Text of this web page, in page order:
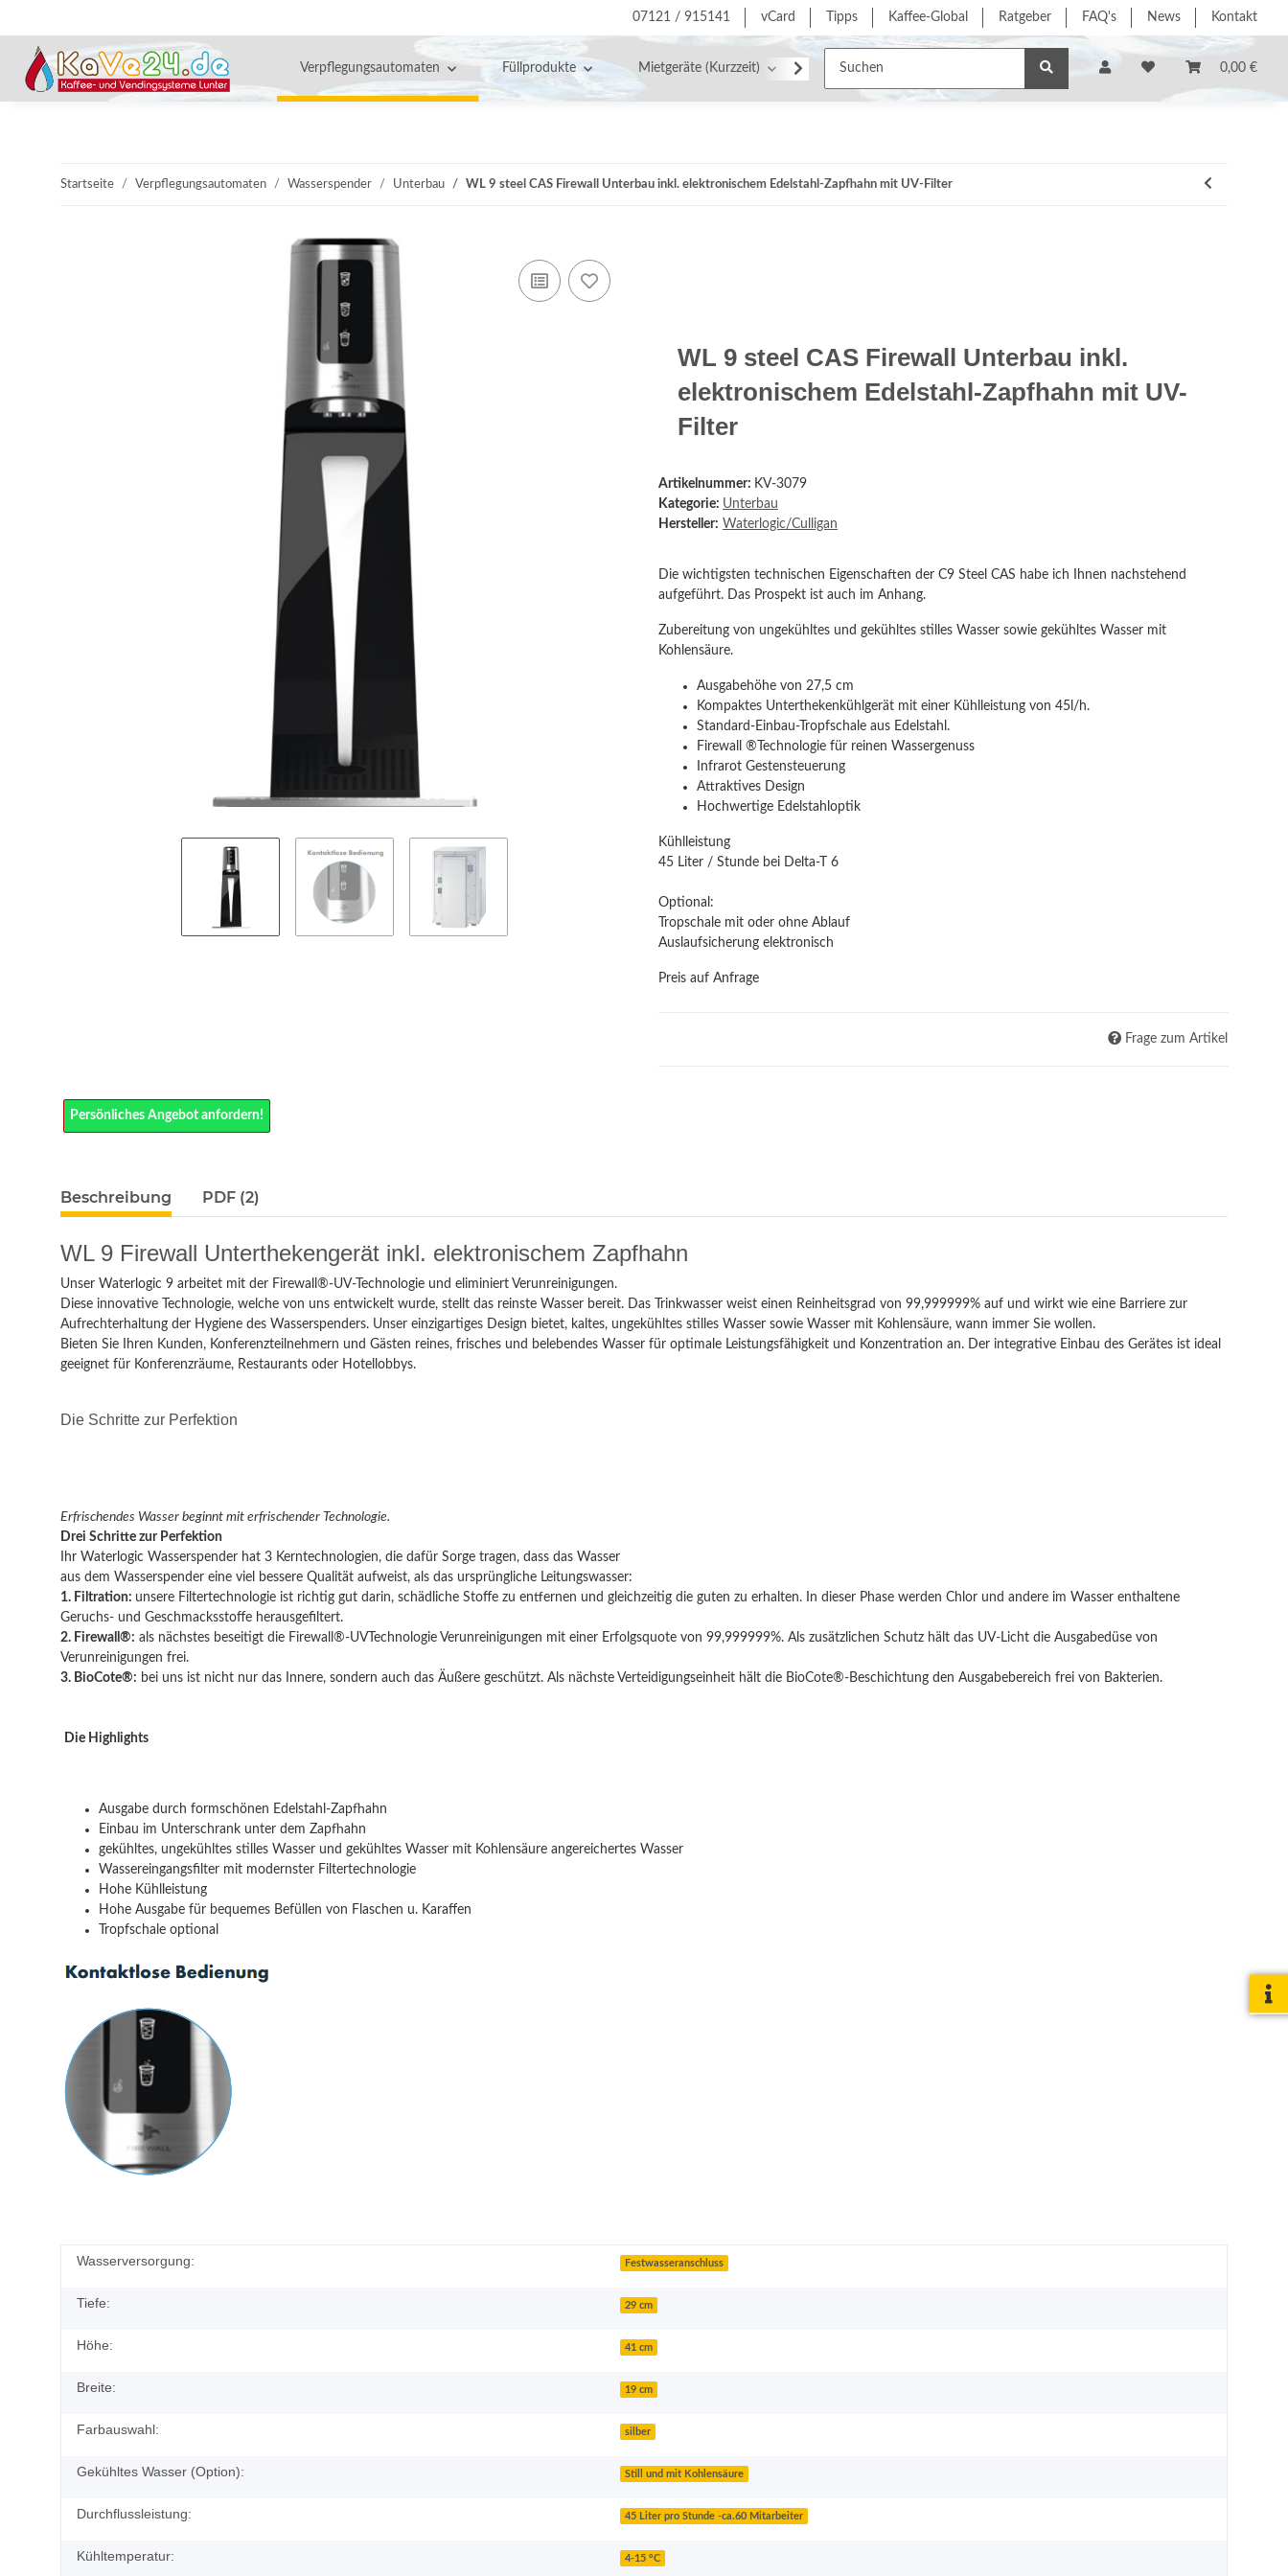
07121 / 915141 vCard Tipps Kaffee-Global Ratgeber FAQ's News Kontakt
0,00 €
Verpflegungsautomaten Füllprodukte Mietgeräte (Kurzzeit) Service/Dienstleistung % Sonderangebote % Hersteller
Startseite Verpflegungsautomaten Wasserspender Unterbau WL 9 steel CAS Firewall Unterbau inkl. elektronischem Edelstahl-Zapfhahn mit UV-Filter
WL 9 steel CAS Firewall Unterbau inkl.
elektronischem Edelstahl-Zapfhahn mit UV-
Filter
Artikelnummer: KV-3079
Kategorie: Unterbau
Hersteller: Waterlogic/Culligan
Die wichtigsten technischen Eigenschaften der C9 Steel CAS habe ich Ihnen nachstehend
aufgeführt. Das Prospekt ist auch im Anhang.
Zubereitung von ungekühltes und gekühltes stilles Wasser sowie gekühltes Wasser mit
Kohlensäure.
Ausgabehöhe von 27,5 cm
Kompaktes Unterthekenkühlgerät mit einer Kühlleistung von 45l/h.
Standard-Einbau-Tropfschale aus Edelstahl.
Firewall ®Technologie für reinen Wassergenuss
Infrarot Gestensteuerung
Attraktives Design
Hochwertige Edelstahloptik
Kühlleistung
45 Liter / Stunde bei Delta-T 6
Optional:
Tropschale mit oder ohne Ablauf
Auslaufsicherung elektronisch
Preis auf Anfrage
Frage zum Artikel
Persönliches Angebot anfordern!
Beschreibung PDF (2)
WL 9 Firewall Unterthekengerät inkl. elektronischem Zapfhahn
Unser Waterlogic 9 arbeitet mit der Firewall®-UV-Technologie und eliminiert Verunreinigungen.
Diese innovative Technologie, welche von uns entwickelt wurde, stellt das reinste Wasser bereit. Das Trinkwasser weist einen Reinheitsgrad von 99,999999% auf und wirkt wie eine Barriere zur
Aufrechterhaltung der Hygiene des Wasserspenders. Unser einzigartiges Design bietet, kaltes, ungekühltes stilles Wasser sowie Wasser mit Kohlensäure, wann immer Sie wollen.
Bieten Sie Ihren Kunden, Konferenzteilnehmern und Gästen reines, frisches und belebendes Wasser für optimale Leistungsfähigkeit und Konzentration an. Der integrative Einbau des Gerätes ist ideal
geeignet für Konferenzräume, Restaurants oder Hotellobbys.
Die Schritte zur Perfektion
Erfrischendes Wasser beginnt mit erfrischender Technologie.
Drei Schritte zur Perfektion
Ihr Waterlogic Wasserspender hat 3 Kerntechnologien, die dafür Sorge tragen, dass das Wasser
aus dem Wasserspender eine viel bessere Qualität aufweist, als das ursprüngliche Leitungswasser:
1. Filtration: unsere Filtertechnologie ist richtig gut darin, schädliche Stoffe zu entfernen und gleichzeitig die guten zu erhalten. In dieser Phase werden Chlor und andere im Wasser enthaltene
Geruchs- und Geschmacksstoffe herausgefiltert.
2. Firewall®: als nächstes beseitigt die Firewall®-UVTechnologie Verunreinigungen mit einer Erfolgsquote von 99,999999%. Als zusätzlichen Schutz hält das UV-Licht die Ausgabedüse von
Verunreinigungen frei.
3. BioCote®: bei uns ist nicht nur das Innere, sondern auch das Äußere geschützt. Als nächste Verteidigungseinheit hält die BioCote®-Beschichtung den Ausgabebereich frei von Bakterien.
Die Highlights
Ausgabe durch formschönen Edelstahl-Zapfhahn
Einbau im Unterschrank unter dem Zapfhahn
gekühltes, ungekühltes stilles Wasser und gekühltes Wasser mit Kohlensäure angereichertes Wasser
Wassereingangsfilter mit modernster Filtertechnologie
Hohe Kühlleistung
Hohe Ausgabe für bequemes Befüllen von Flaschen u. Karaffen
Tropfschale optional
Wasserversorgung: Festwasseranschluss
Tiefe: 29 cm
Höhe: 41 cm
Breite: 19 cm
Farbauswahl: silber
Gekühltes Wasser (Option): Still und mit Kohlensäure
Durchflussleistung: 45 Liter pro Stunde -ca.60 Mitarbeiter
Kühltemperatur: 4-15 °C